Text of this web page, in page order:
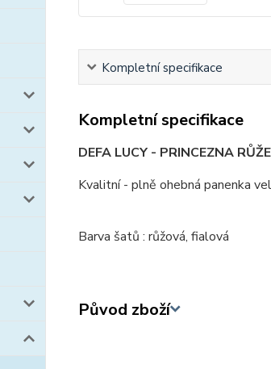
Kompletní specifikace
Kompletní specifikace
DEFA LUCY - PRINCEZNA
Kvalitní - plně ohebná panenka
Barva šatů : růžová, fialová
Původ zboží